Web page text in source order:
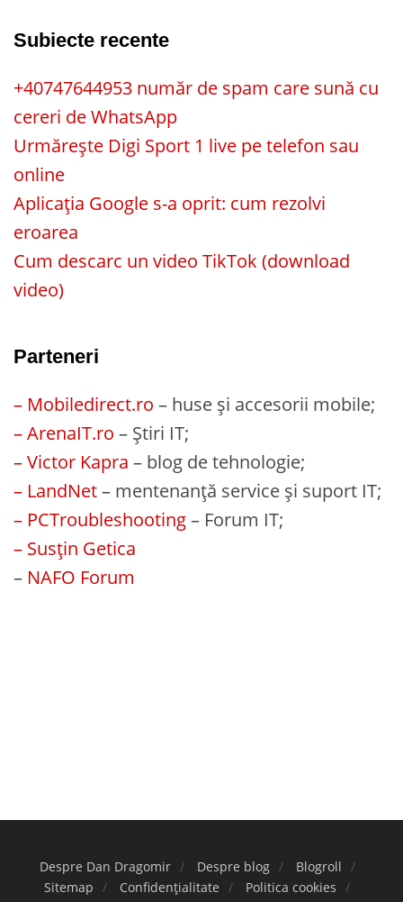
Subiecte recente
+40747644953 număr de spam care sună cu
cereri de WhatsApp
Urmărește Digi Sport 1 live pe telefon sau
online
Aplicația Google s-a oprit: cum rezolvi
eroarea
Cum descarc un video TikTok (download
video)
Parteneri
– Mobiledirect.ro – huse și accesorii mobile;
– ArenaIT.ro – Știri IT;
– Victor Kapra – blog de tehnologie;
– LandNet– mentenanță service și suport IT;
– PCTroubleshooting– Forum IT;
– Susțin Getica
– NAFO Forum
Despre Dan Dragomir Despre blog
Blogroll
Sitemap
Confidențialitate
Politica cookies